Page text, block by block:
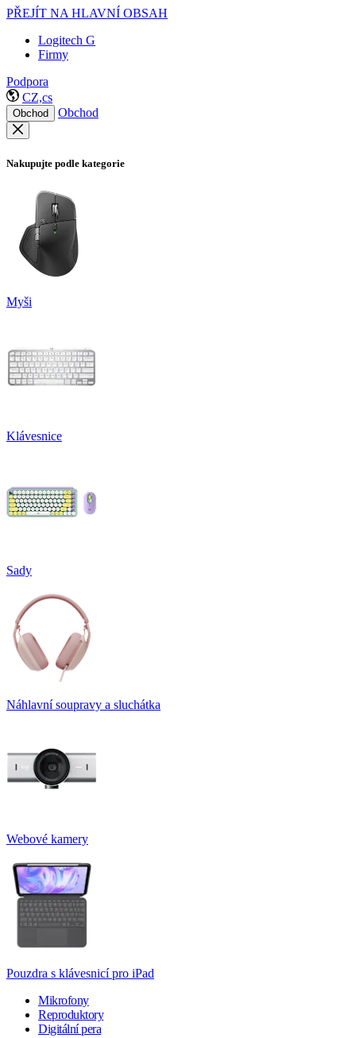
PŘEJÍT NA HLAVNÍ OBSAH
Logitech G
Firmy
Podpora
CZ,cs
Obchod Obchod
Nakupujte podle kategorie
Myši
Klávesnice
Sady
Náhlavní soupravy a sluchátka
Webové kamery
Pouzdra s klávesnicí pro iPad
Mikrofony
Reproduktory
Digitální pera